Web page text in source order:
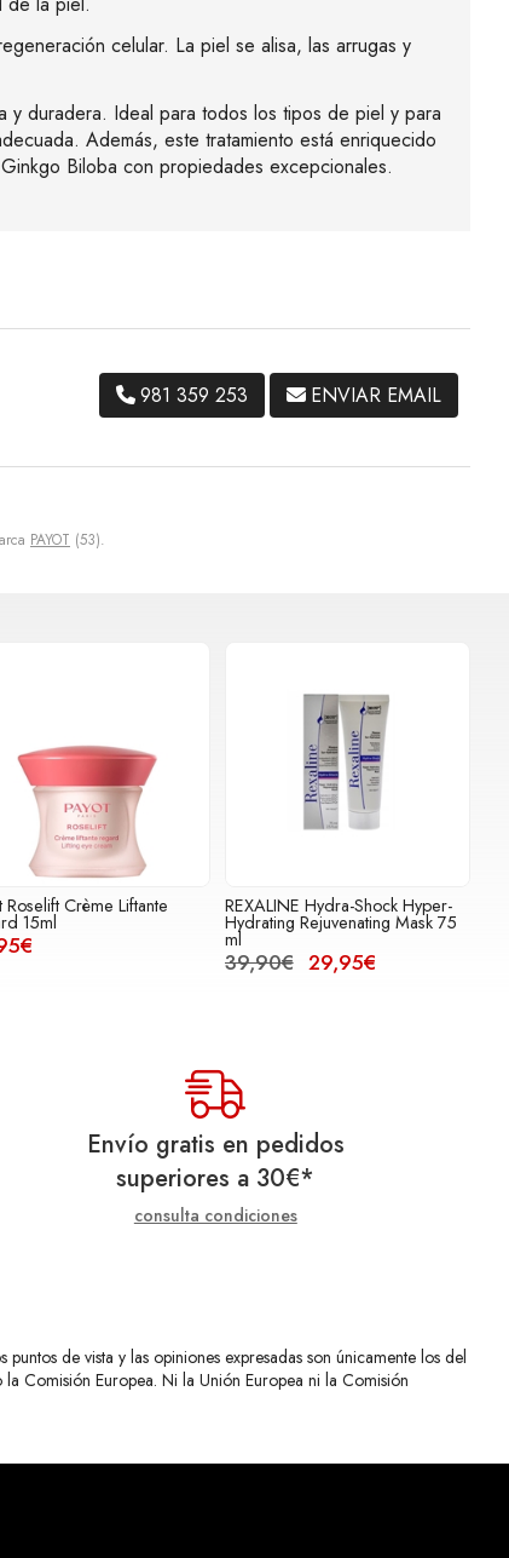
PAYOT (53).
celular. La piel se alisa, las arrugas y
y duradera. Ideal para todos los tipos de piel y para
Además, este tratamiento está enriquecido
Biloba con propiedades excepcionales.
981 359 253 ENVIAR EMAIL
Roselift Crème Liftante
15ml
REXALINE Hydra-Shock Hyper-
Hydrating Rejuvenating Mask 75
ml
39,90€ 29,95€
Envío gratis en pedidos
superiores a 30€*
consulta condiciones
de vista y las opiniones expresadas son únicamente los del
Comisión Europea. Ni la Unión Europea ni la Comisión